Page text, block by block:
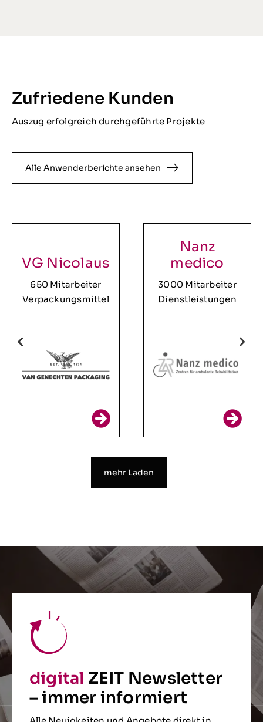
Zufriedene Kunden
Auszug erfolgreich durchgeführte Projekte
Alle Anwenderberichte ansehen
VG Nicolaus
650 Mitarbeiter
Verpackungsmittel
Nanz
medico
3000 Mitarbeiter
Dienstleistungen
mehr Laden
digital ZEIT Newsletter
– immer informiert